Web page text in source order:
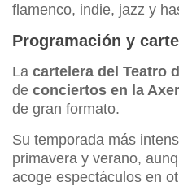
flamenco, indie, jazz y
Programación y
La cartelera del Teatro
de conciertos en la
de gran formato.
Su temporada más
primavera y verano,
acoge espectáculos en